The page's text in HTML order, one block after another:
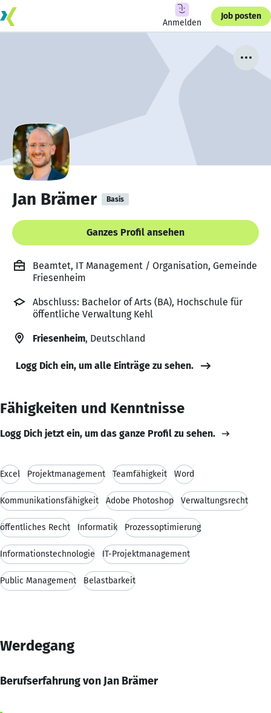
Anmelden
Job posten
Jan Brämer Basis
Ganzes Profil ansehen
Beamtet, IT Management / Organisation, Gemeinde
Friesenheim
Abschluss: Bachelor of Arts (BA), Hochschule für
öffentliche Verwaltung Kehl
Friesenheim, Deutschland
Logg Dich ein, um alle Einträge zu sehen.
Fähigkeiten und Kenntnisse
Logg Dich jetzt ein, um das ganze Profil zu sehen.
Excel Projektmanagement Teamfähigkeit Word
Kommunikationsfähigkeit Adobe Photoshop Verwaltungsrecht
öffentliches Recht Informatik Prozessoptimierung
Informationstechnologie IT-Projektmanagement
Public Management Belastbarkeit
Werdegang
Berufserfahrung von Jan Brämer